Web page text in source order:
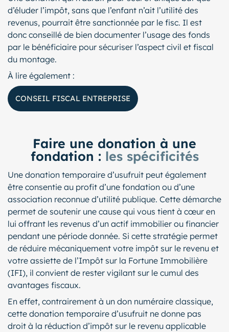
d’éluder l’impôt, sans que l’enfant n’ait l’utilité des
revenus, pourrait être sanctionnée par le fisc. Il est
donc conseillé de bien documenter l’usage des fonds
par le bénéficiaire pour sécuriser l’aspect civil et fiscal
du montage.
À lire également :
CONSEIL FISCAL ENTREPRISE
Faire une donation à une
fondation : les spécificités
Une donation temporaire d’usufruit peut également
être consentie au profit d’une fondation ou d’une
association reconnue d’utilité publique. Cette démarche
permet de soutenir une cause qui vous tient à cœur en
lui offrant les revenus d’un actif immobilier ou financier
pendant une période donnée. Si cette stratégie permet
de réduire mécaniquement votre impôt sur le revenu et
votre assiette de l’Impôt sur la Fortune Immobilière
(IFI), il convient de rester vigilant sur le cumul des
avantages fiscaux.
En effet, contrairement à un don numéraire classique,
cette donation temporaire d’usufruit ne donne pas
droit à la réduction d’impôt sur le revenu applicable